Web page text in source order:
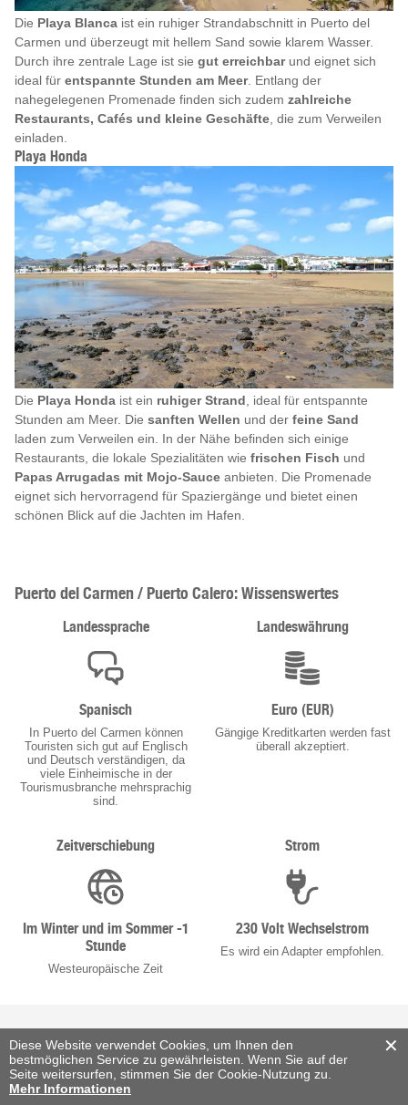
Diese Website verwendet Cookies, um Ihnen den
bestmöglichen Service zu gewährleisten. Wenn Sie auf der
Seite weitersurfen, stimmen Sie der Cookie-Nutzung zu.
Mehr Informationen
Die Playa Blanca ist ein ruhiger Strandabschnitt in Puerto del
Carmen und überzeugt mit hellem Sand sowie klarem Wasser.
Durch ihre zentrale Lage ist sie gut erreichbarund eignet sich
ideal für entspannte Stunden am Meer. Entlang der
nahegelegenen Promenade finden sich zudem zahlreiche
Restaurants, Cafés und kleine Geschäfte , die zum Verweilen
einladen.
Playa Honda
Die Playa Honda ist ein ruhiger Strand , ideal für entspannte
Stunden am Meer. Die sanften Wellen und der feine Sand
laden zum Verweilen ein. In der Nähe befinden sich einige
Restaurants, die lokale Spezialitäten wie frischen Fisch und
Papas Arrugadas mit Mojo-Sauce anbieten. Die Promenade
eignet sich hervorragend für Spaziergänge und bietet einen
schönen Blick auf die Jachten im Hafen.
Puerto del Carmen / Puerto Calero: Wissenswertes
Landessprache
Spanisch
In Puerto del Carmen können
Touristen sich gut auf Englisch
und Deutsch verständigen, da
viele Einheimische in der
Tourismusbranche mehrsprachig
sind.
Landeswährung
Euro (EUR)
Gängige Kreditkarten werden fast
überall akzeptiert.
Zeitverschiebung
Im Winter und im Sommer -1
Stunde
Westeuropäische Zeit
Strom
230 Volt Wechselstrom
Es wird ein Adapter empfohlen.
Puerto del Carmen / Puerto Calero: Häufig gestellte Fragen